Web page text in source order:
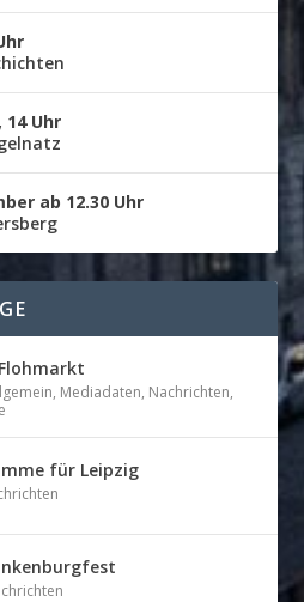
Uhr
ab 12.30 Uhr
, Mediadaten, Nachrichten,
für Leipzig